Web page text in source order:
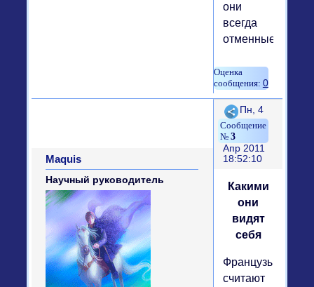
они
всегда
отменные.
0
Поделиться
3
Пн, 4
Апр 2011
18:52:10
Maquis
Научный руководитель
Какими
они
видят
себя
Французы
считают